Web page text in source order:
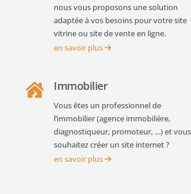
nous vous proposons une solution
adaptée à vos besoins pour votre site
vitrine ou site de vente en ligne.
en savoir plus
Immobilier
Vous êtes un professionnel de
l’immobilier (agence immobilière,
diagnostiqueur, promoteur, …) et vous
souhaitez créer un site internet ?
en savoir plus